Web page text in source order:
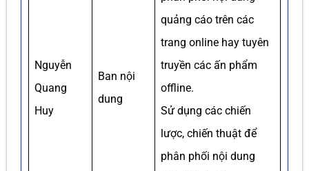
Nguyễn
Quang
Huy
Ban nội
dung
quảng cáo trên các
trang online hay tuyên
truyền các ấn phẩm
offline.
Sử dụng các chiến
lược, chiến thuật để
phân phối nội dung